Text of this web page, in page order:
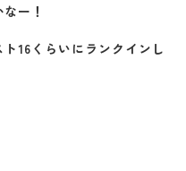
ー！
16くらいにランクインし